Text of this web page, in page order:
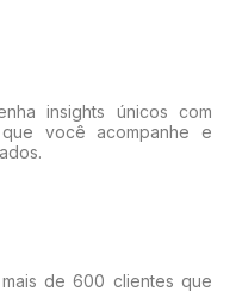
insights únicos com
você acompanhe e
de 600 clientes que